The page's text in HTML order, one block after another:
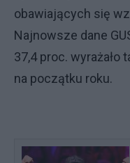
obawiających się
Najnowsze dane
37,4 proc. wyrażało
na początku roku.